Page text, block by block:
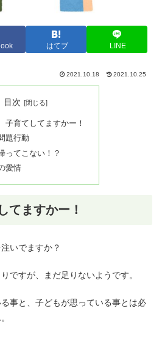
はてブ LINE
2021.10.18 2021.10.25
目次
子育てしてますかー！
題行動
ってこない！？
愛情
てますかー！
いでますか？
ですが、まだ足りないようです。
事と、子どもが思っている事とは必